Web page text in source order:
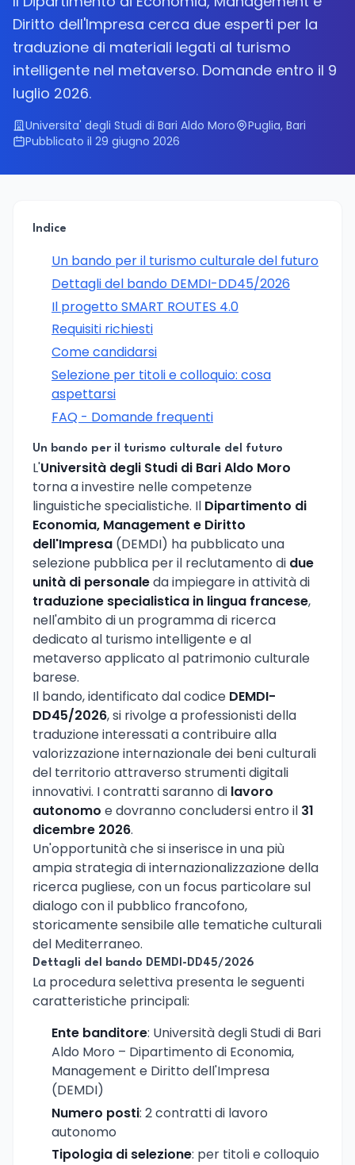
Diritto dell'Impresa cerca due esperti per la
traduzione di materiali legati al turismo
intelligente nel metaverso. Domande entro il 9
luglio 2026.
Universita' degli Studi di Bari Aldo Moro
Puglia, Bari
Pubblicato il 29 giugno 2026
Indice
Un bando per il turismo culturale del futuro
Dettagli del bando DEMDI-DD45/2026
Il progetto SMART ROUTES 4.0
Requisiti richiesti
Come candidarsi
Selezione per titoli e colloquio: cosa
aspettarsi
FAQ - Domande frequenti
Un bando per il turismo culturale del futuro
L'Università degli Studi di Bari Aldo Moro
torna a investire nelle competenze
linguistiche specialistiche. Il Dipartimento di
Economia, Management e Diritto
dell'Impresa (DEMDI) ha pubblicato una
selezione pubblica per il reclutamento di due
unità di personaleda impiegare in attività di
traduzione specialistica in lingua francese,
nell'ambito di un programma di ricerca
dedicato al turismo intelligente e al
metaverso applicato al patrimonio culturale
barese.
Il bando, identificato dal codice DEMDI-
DD45/2026, si rivolge a professionisti della
traduzione interessati a contribuire alla
valorizzazione internazionale dei beni culturali
del territorio attraverso strumenti digitali
innovativi. I contratti saranno di lavoro
autonomo e dovranno concludersi entro il 31
dicembre 2026.
Un'opportunità che si inserisce in una più
ampia strategia di internazionalizzazione della
ricerca pugliese, con un focus particolare sul
dialogo con il pubblico francofono,
storicamente sensibile alle tematiche culturali
del Mediterraneo.
Dettagli del bando DEMDI-DD45/2026
La procedura selettiva presenta le seguenti
caratteristiche principali:
Ente banditore: Università degli Studi di Bari
Aldo Moro – Dipartimento di Economia,
Management e Diritto dell'Impresa
(DEMDI)
Numero posti: 2 contratti di lavoro
autonomo
Tipologia di selezione: per titoli e colloquio